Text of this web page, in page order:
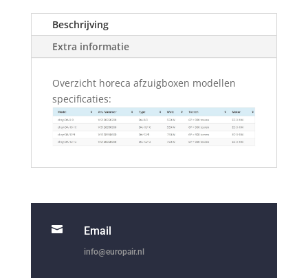
Beschrijving
Extra informatie
Overzicht horeca afzuigboxen modellen
specificaties:
 Email
info@europair.nl